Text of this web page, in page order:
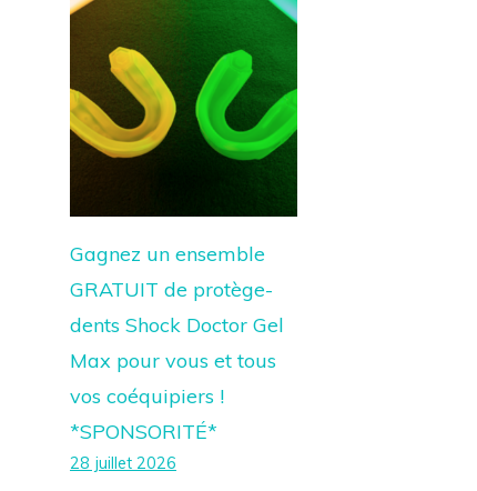
Gagnez un ensemble
GRATUIT de protège-
dents Shock Doctor Gel
Max pour vous et tous
vos coéquipiers !
*SPONSORITÉ*
28 juillet 2026